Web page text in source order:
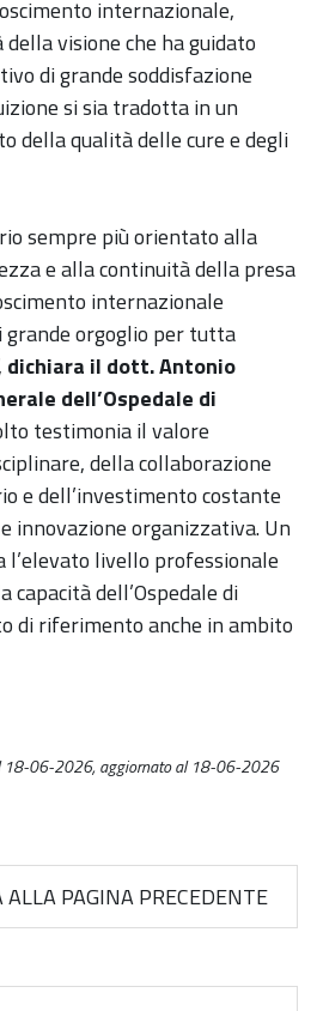
internazionale,
visione che ha guidato
di grande soddisfazione
si sia tradotta in un
della qualità delle cure e degli
sempre più orientato alla
e alla continuità della presa
internazionale
orgoglio per tutta
dichiara il dott. Antonio
dell’Ospedale di
testimonia il valore
della collaborazione
e dell’investimento costante
innovazione organizzativa. Un
livello professionale
dell’Ospedale di
di riferimento anche in ambito
18-06-2026, aggiornato al 18-06-2026
ALLA PAGINA PRECEDENTE